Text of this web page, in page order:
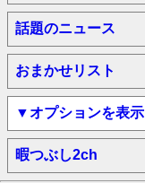
話題のニュース
おまかせリスト
▼オプションを表示
暇つぶし2ch